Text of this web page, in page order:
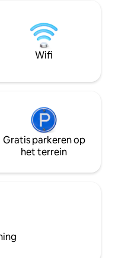
douche en een
je de slaapbank
Wifi
Gratis parkeren op
het terrein